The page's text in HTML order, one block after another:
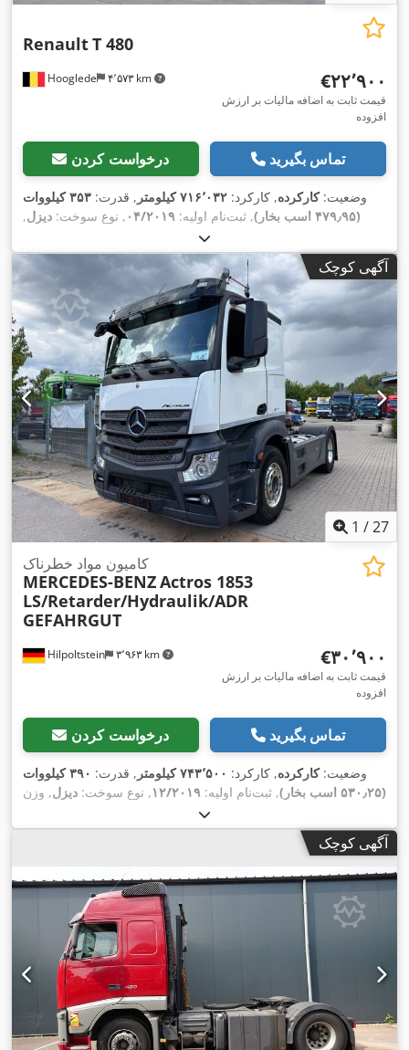
Hooglede ۴٬۵۷۳ km
RenaultT 480
‎€۲۲٬۹۰۰
قیمت ثابت به اضافه مالیات بر ارزش
افزوده
درخواست کردن تماس بگیرید
وضعیت:کارکرده, کارکرد: ۷۱۶٬۰۳۲ کیلومتر , قدرت:
۳۵۳ کیلووات
(۴۷۹٫۹۵ اسب بخار)
, ثبت‌نام اولیه: ۰۴/۲۰۱۹ , نوع سوخت: دیزل,
, پیکربندی محور:
ترمزها:ترمز موتور, رنگ:دیگر, کابین راننده:کابین روزانه, نوع
چرخ‌دنده:خودکار, کلاس انتشار: یورو ۶ , سیستم تعلیق: فولاد-هوا,
سال ساخت: ۲۰۱۹, تجهیزات:آینه برقی, اسپویلر, اِی‌بی‌اِس‎, بخاری
پارکینگ, تنظیم برقی پنجره, فیلتر دوده, قفل مرکزی, کروز کنترل
آگهی کوچک
1 /27
Hilpoltstein ۳٬۹۶۳ km
کامیون مواد خطرناک
MERCEDES-BENZActros 1853
LS/Retarder/Hydraulik/ADR
GEFAHRGUT
‎€۳۰٬۹۰۰
قیمت ثابت به اضافه مالیات بر ارزش
افزوده
درخواست کردن تماس بگیرید
وضعیت:کارکرده, کارکرد: ۷۴۳٬۵۰۰ کیلومتر , قدرت:
۳۹۰ کیلووات
(۵۳۰٫۲۵ اسب بخار)
, ثبت‌نام اولیه: ۱۲/۲۰۱۹, نوع سوخت: دیزل, وزن
, پیکربندی محور:
سفید, نوع چرخ‌دنده:خودکار, کلاس انتشار:یورو ۶ , تجهیزات:
آگهی کوچک